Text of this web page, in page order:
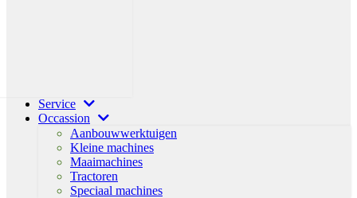
Service
Occassion
Aanbouwwerktuigen
Kleine machines
Maaimachines
Tractoren
Speciaal machines